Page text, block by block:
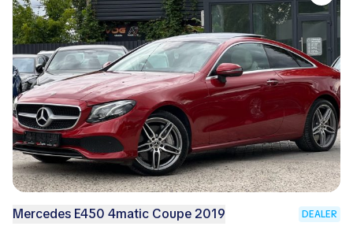
Mercedes E450 4matic Coupe 2019 DEALER